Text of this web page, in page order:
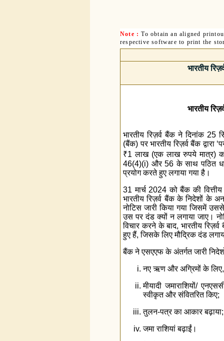
Note :To obtain an aligned
respective software to print the
भारतीय
भारतीय
भारतीय रिज़र्व बैंक ने दिनांक 25
(बैंक) पर भारतीय रिज़र्व बैंक द्वारा
₹1 लाख (एक लाख रुपये मात्र)
46(4)(i) और 56 के साथ पठित
प्रयोग करते हुए लगाया गया है।
31 मार्च 2024 को बैंक की वित्तीय
भारतीय रिज़र्व बैंक के निदेशों के
नोटिस जारी किया गया जिसमें
उस पर दंड क्यों न लगाया जाए।
विचार करने के बाद, भारतीय
हुए हैं, जिसके लिए मौद्रिक दंड
बैंक ने एसएएफ के अंतर्गत जारी
नए ऋण और अग्रिमों के लिए,
मीयादी जमाराशियों/
स्वीकृत और संवितरित किए;
तुलन-पत्र का आकार
जमा राशियां बढ़ाईं।